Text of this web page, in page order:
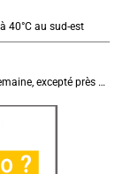
40°C au sud-est
Météo aujourd'hui : la journée la moins chaude de la semaine, excepté près de la Méditerranée